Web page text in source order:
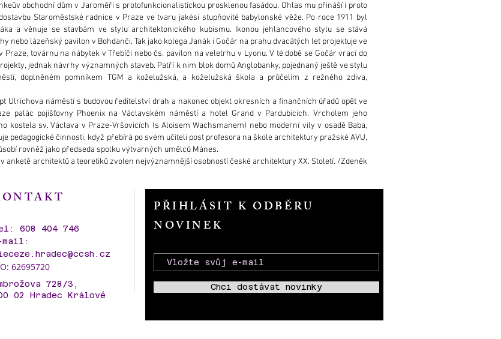
obchodní dům v Jaroměři s protofunkcionalistickou prosklenou fasádou. Ohlas mu přináší i proto
Staroměstské radnice v Praze ve tvaru jakési stupňovité babylonské věže. Po roce 1911 byl
a věnuje se stavbám ve stylu architektonického kubismu. Ikonou jehlancového stylu se stává
nebo lázeňský pavilon v Bohdanči. Tak jako kolega Janák i Gočár na prahu dvacátých let projektuje ve
továrnu na nábytek v Třebíči nebo čs. pavilon na veletrhu v Lyonu. V té době se Gočár vrací do
jednak návrhy významných staveb. Patří k nim blok domů Anglobanky, pojednaný ještě ve stylu
doplněném pomníkem TGM a koželužská, a koželužská škola a průčelím z režného zdiva,
Ulrichova náměstí s budovou ředitelství drah a nakonec objekt okresních a finančních úřadů opět ve
palác pojišťovny Phoenix na Václavském náměstí a hotel Grand v Pardubicích. Vrcholem jeho
kostela sv. Václava v Praze-Vršovicích (s Aloisem Wachsmanem) nebo moderní vily v osadě Baba,
pedagogické činnosti, když přebírá po svém učiteli post profesora na škole architektury pražské AVU,
rovněž jako předseda spolku výtvarných umělců Mánes.
anketě architektů a teoretiků zvolen nejvýznamnější osobností české architektury XX. Století. /Zdeněk
608 404 746
mail:
62695720
728/3,
02 Hradec Králové
PŘIHLÁSIT K ODBĚRU
NOVINEK
Chci dostávat novinky